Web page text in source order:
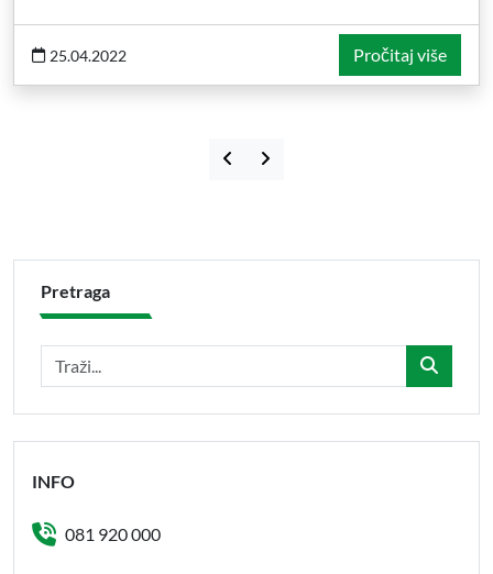
25.04.2022 Pročitaj više
Pretraga
INFO
081 920 000